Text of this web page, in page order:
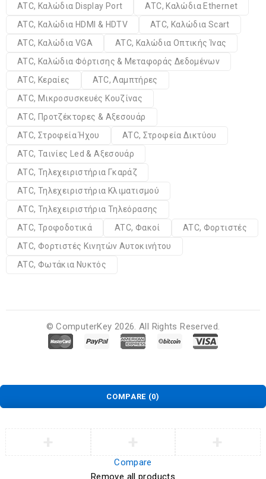
ATC, Καλώδια Display Port
ATC, Καλώδια Ethernet
ATC, Καλώδια HDMI & HDTV
ATC, Καλώδια Scart
ATC, Καλώδια VGA
ATC, Καλώδια Οπτικής Ίνας
ATC, Καλώδια Φόρτισης & Μεταφοράς Δεδομένων
ATC, Κεραίες
ATC, Λαμπτήρες
ATC, Μικροσυσκευές Κουζίνας
ATC, Προτζέκτορες & Αξεσουάρ
ATC, Στροφεία Ήχου
ATC, Στροφεία Δικτύου
ATC, Ταινίες Led & Αξεσουάρ
ATC, Τηλεχειριστήρια Γκαράζ
ATC, Τηλεχειριστήρια Κλιματισμού
ATC, Τηλεχειριστήρια Τηλεόρασης
ATC, Τροφοδοτικά
ATC, Φακοί
ATC, Φορτιστές
ATC, Φορτιστές Κινητών Αυτοκινήτου
ATC, Φωτάκια Νυκτός
© ComputerKey 2026. All Rights Reserved.
COMPARE (0)
Compare
Remove all products